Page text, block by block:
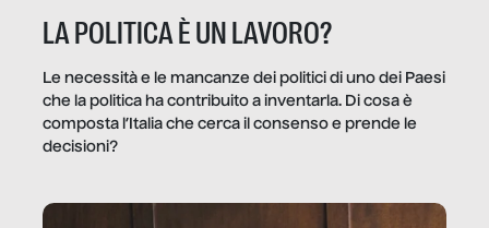
LA POLITICA È UN LAVORO?
Le necessità e le mancanze dei politici di uno dei Paesi
che la politica ha contribuito a inventarla. Di cosa è
composta l’Italia che cerca il consenso e prende le
decisioni?